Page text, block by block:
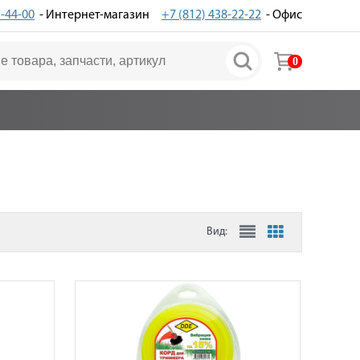
44-00 - Интернет-магазин +7 (812) 438-22-22 - Офис
0
Вид: